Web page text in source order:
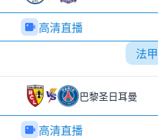
高清直播
法甲
巴黎圣日耳曼
高清直播